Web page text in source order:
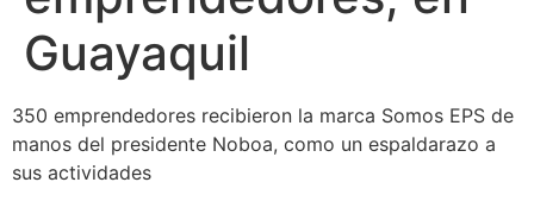
Guayaquil
350 emprendedores recibieron la marca Somos EPS de
manos del presidente Noboa, como un espaldarazo a
sus actividades